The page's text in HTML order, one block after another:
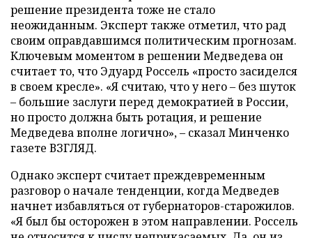
решение президента тоже не стало
неожиданным. Эксперт также отметил, что рад
своим оправдавшимся политическим прогнозам.
Ключевым моментом в решении Медведева он
считает то, что Эдуард Россель «просто засиделся
в своем кресле». «Я считаю, что у него – без шуток
– большие заслуги перед демократией в России,
но просто должна быть ротация, и решение
Медведева вполне логично», – сказал Минченко
газете ВЗГЛЯД.
Однако эксперт считает преждевременным
разговор о начале тенденции, когда Медведев
начнет избавляться от губернаторов-старожилов.
«Я был бы осторожен в этом направлении. Россель